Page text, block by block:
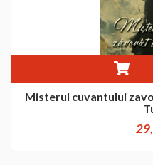
Misterul cuvantului